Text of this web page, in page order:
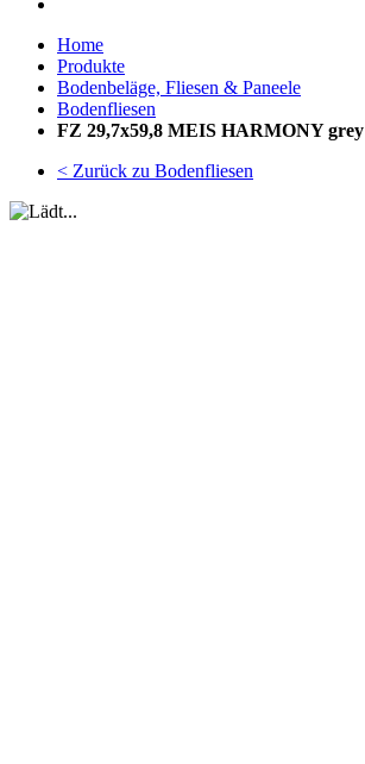
Home
Produkte
Bodenbeläge, Fliesen & Paneele
Bodenfliesen
FZ 29,7x59,8 MEIS HARMONY grey
< Zurück zu Bodenfliesen